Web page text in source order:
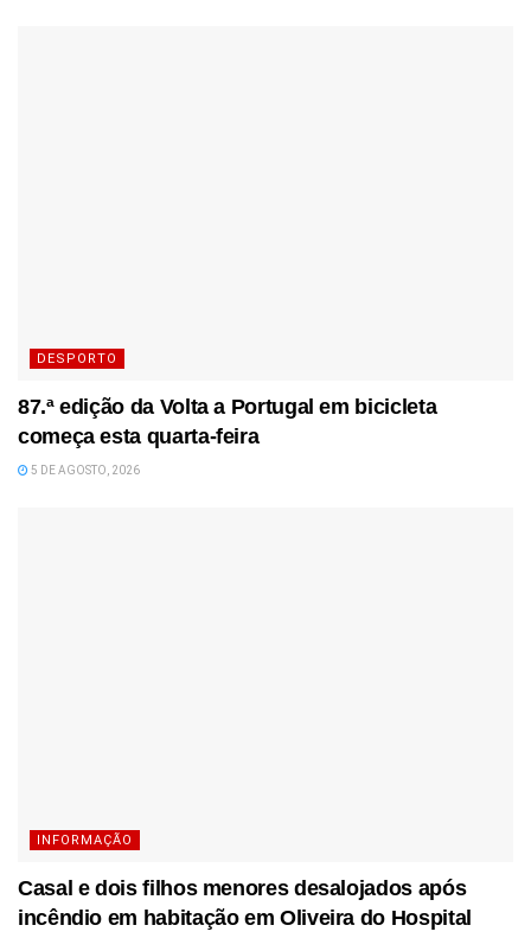
DESPORTO
87.ª edição da Volta a Portugal em bicicleta
começa esta quarta-feira
5 DE AGOSTO, 2026
INFORMAÇÃO
Casal e dois filhos menores desalojados após
incêndio em habitação em Oliveira do Hospital